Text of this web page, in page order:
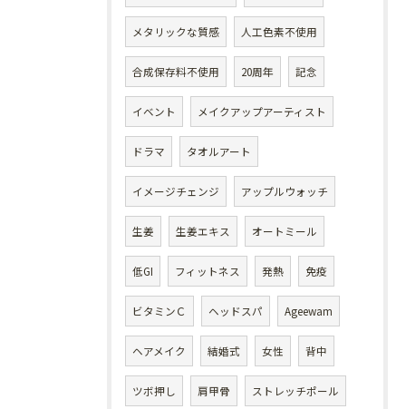
メタリックな質感 人工色素不使用
合成保存料不使用 20周年 記念
イベント メイクアップアーティスト
ドラマ タオルアート
イメージチェンジ アップルウォッチ
生姜 生姜エキス オートミール
低GI フィットネス 発熱 免疫
ビタミンＣ ヘッドスパ Ageewam
ヘアメイク 結婚式 女性 背中
ツボ押し 肩甲骨 ストレッチポール